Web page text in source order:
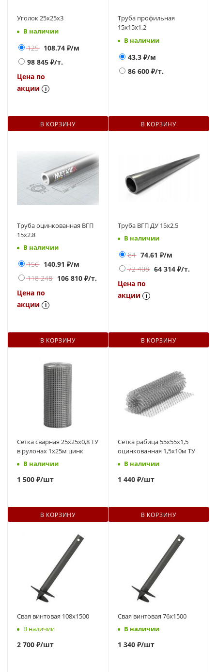
Уголок 25х25х3
В наличии
125 108.74 ₽/м
98 845 ₽/т.
Цена по
акции
i
В КОРЗИНУ
Труба профильная
15х15х1,2
В наличии
43.3 ₽/м
86 600 ₽/т.
В КОРЗИНУ
Труба оцинкованная ВГП
15х2.8
В наличии
156 140.91 ₽/м
118 248 106 810 ₽/т.
Цена по
акции
i
В КОРЗИНУ
Труба ВГП ДУ 15х2,5
В наличии
84 74.61 ₽/м
72 408 64 314 ₽/т.
Цена по
акции
i
В КОРЗИНУ
Сетка сварная 25х25х0,8 ТУ
в рулонах 1x25м цинк
В наличии
1 500 ₽/шт
В КОРЗИНУ
Сетка рабица 55х55х1,5
оцинкованная 1,5х10м ТУ
В наличии
1 440 ₽/шт
В КОРЗИНУ
Свая винтовая 108x1500
В наличии
2 700 ₽/шт
Свая винтовая 76x1500
В наличии
1 340 ₽/шт